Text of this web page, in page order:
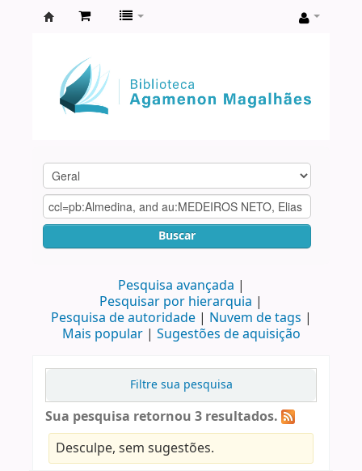
Agamenon
Magalhães
Buscar
Pesquisa avançada
Pesquisar por hierarquia
Pesquisa de autoridade
Nuvem de tags
Mais popular
Sugestões de aquisição
Filtre sua pesquisa
Sua pesquisa retornou 3 resultados.
Desculpe, sem sugestões.